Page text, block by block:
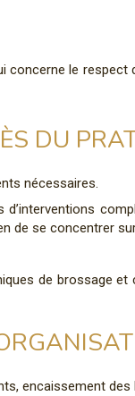
le respect
DU
nécessaires.
de se concentrer
de brossage et
encaissement